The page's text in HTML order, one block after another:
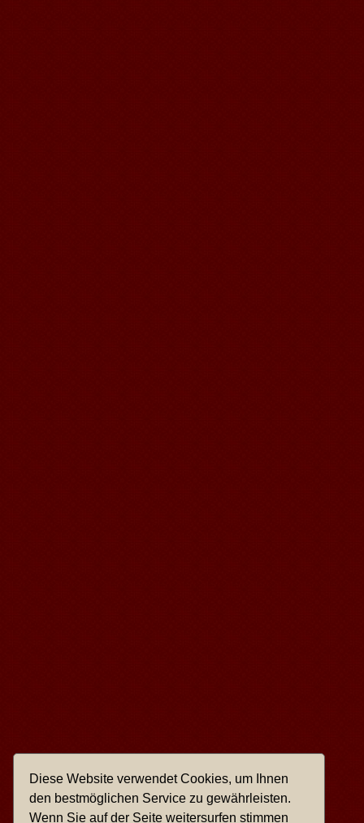
Diese Website verwendet Cookies, um Ihnen
den bestmöglichen Service zu gewährleisten.
Wenn Sie auf der Seite weitersurfen stimmen